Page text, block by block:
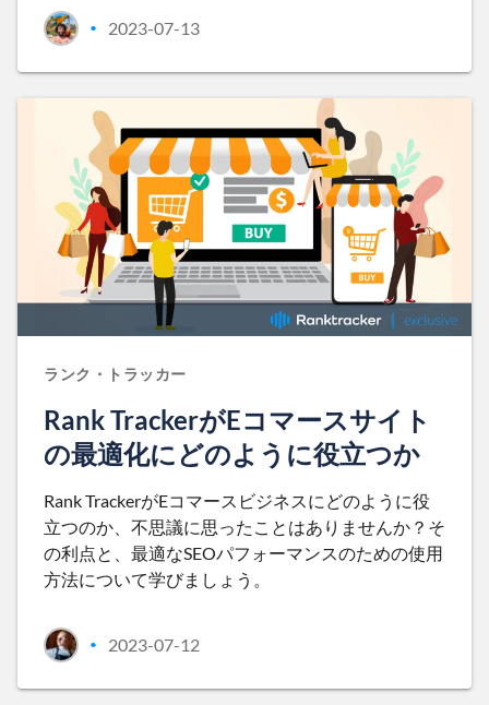
• 2023-07-13
ランク・トラッカー
Rank TrackerがEコマースサイト
の最適化にどのように役立つか
Rank TrackerがEコマースビジネスにどのように役
立つのか、不思議に思ったことはありませんか？そ
の利点と、最適なSEOパフォーマンスのための使用
方法について学びましょう。
• 2023-07-12